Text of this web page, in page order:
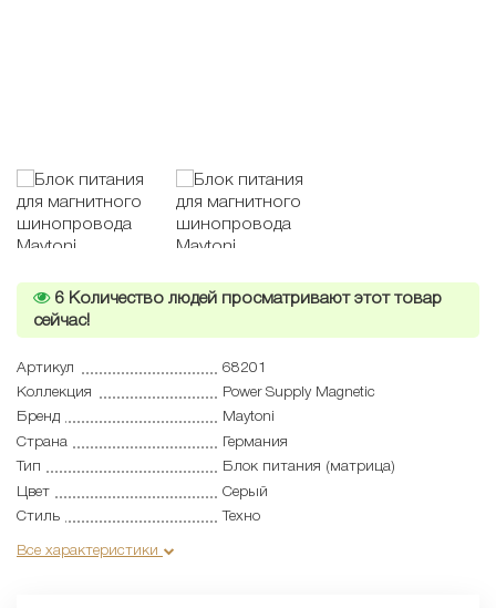
6 Количество людей просматривают этот товар
сейчас!
Артикул
68201
Коллекция
Power Supply Magnetic
Бренд
Maytoni
Страна
Германия
Тип
Блок питания (матрица)
Цвет
Серый
Стиль
Техно
Все характеристики